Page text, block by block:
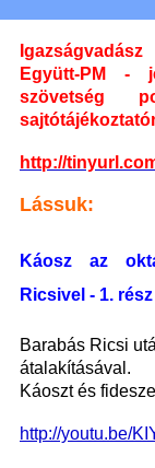
Együtt-PM -
szövetség
http://
Lássuk:
Káosz az
Ricsivel - 1. rész
Barabás Ricsi
átalakításával.
Káoszt és
http://youtu.be/